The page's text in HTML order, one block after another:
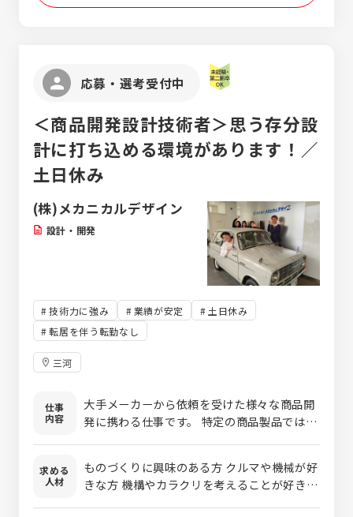
応募・選考受付中
＜商品開発設計技術者＞思う存分設
計に打ち込める環境があります！／
土日休み
(株)メカニカルデザイン
設計・開発
技術力に強み 業績が安定
土日休み
転居を伴う転勤なし
三河
仕事
内容
大手メーカーから依頼を受けた様々な商品開
発に携わる仕事です。 特定の商品製品ではな
ます。 ときには社内で誰もやったことのない
商品開発をできるのが、この仕事の魅力で
す。 もちろん、経験豊富な先輩や上司からの
求める
人材
ものづくりに興味のある方 クルマや機械が好
きな方 機構やカラクリを考えることが好きな